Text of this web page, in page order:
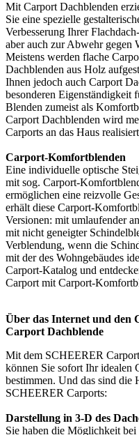
Mit Carport Dachblenden
Sie eine spezielle
Verbesserung Ihrer
aber auch zur Abwehr gegen
Meistens werden flache
Dachblenden aus Holz
Ihnen jedoch auch Carport
besonderen Eigenständigkeit
Blenden zumeist als
Carport Dachblenden wird
Carports an das Haus
Carport-Komfortblenden
Eine individuelle optische
mit sog. Carport-
ermöglichen eine reizvolle
erhält diese Carport-
Versionen: mit umlaufender
mit nicht geneigter
Verblendung, wenn die
mit der des Wohngebäudes
Carport-Katalog und
Carport mit Carport-
Über das Internet und
Carport Dachblende
Mit dem SCHEERER
können Sie sofort Ihr idealen
bestimmen. Und das sind
SCHEERER Carports:
Darstellung in 3-D des
Sie haben die Möglichkeit